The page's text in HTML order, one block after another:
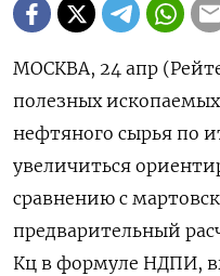
МОСКВА, 24 апр
полезных
нефтяного сырья по
увеличиться
сравнению с
предварительный
Кц в формуле НДПИ,